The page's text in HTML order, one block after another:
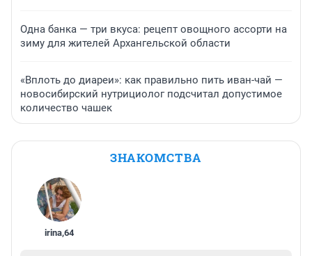
Одна банка — три вкуса: рецепт овощного ассорти на
зиму для жителей Архангельской области
«Вплоть до диареи»: как правильно пить иван-чай —
новосибирский нутрициолог подсчитал допустимое
количество чашек
ЗНАКОМСТВА
irina,64